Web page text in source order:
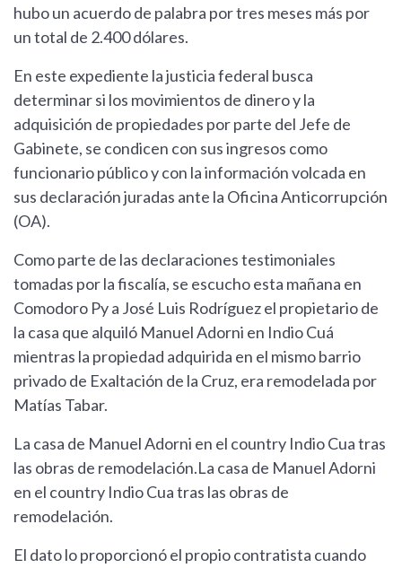
hubo un acuerdo de palabra por tres meses más por
un total de 2.400 dólares.
En este expediente la justicia federal busca
determinar si los movimientos de dinero y la
adquisición de propiedades por parte del Jefe de
Gabinete, se condicen con sus ingresos como
funcionario público y con la información volcada en
sus declaración juradas ante la Oficina Anticorrupción
(OA).
Como parte de las declaraciones testimoniales
tomadas por la fiscalía, se escucho esta mañana en
Comodoro Py a José Luis Rodríguez el propietario de
la casa que alquiló Manuel Adorni en Indio Cuá
mientras la propiedad adquirida en el mismo barrio
privado de Exaltación de la Cruz, era remodelada por
Matías Tabar.
La casa de Manuel Adorni en el country Indio Cua tras
las obras de remodelación.La casa de Manuel Adorni
en el country Indio Cua tras las obras de
remodelación.
El dato lo proporcionó el propio contratista cuando